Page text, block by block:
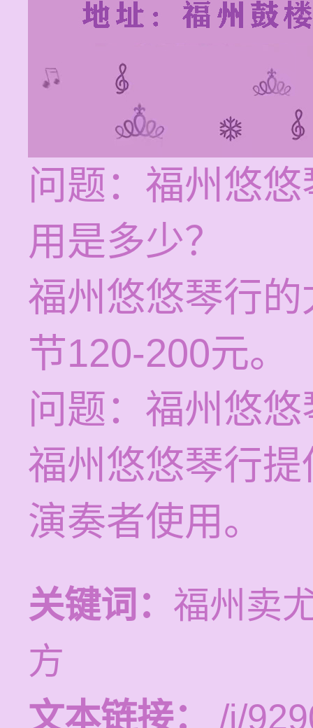
问题：福州悠
用是多少？
福州悠悠琴行
节120-200元。
问题：福州悠
福州悠悠琴行
演奏者使用。
关键词： 福州卖
方
文本链接：
/i/